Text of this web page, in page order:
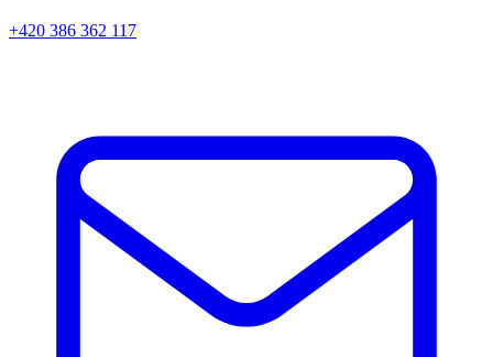
+420 386 362 117